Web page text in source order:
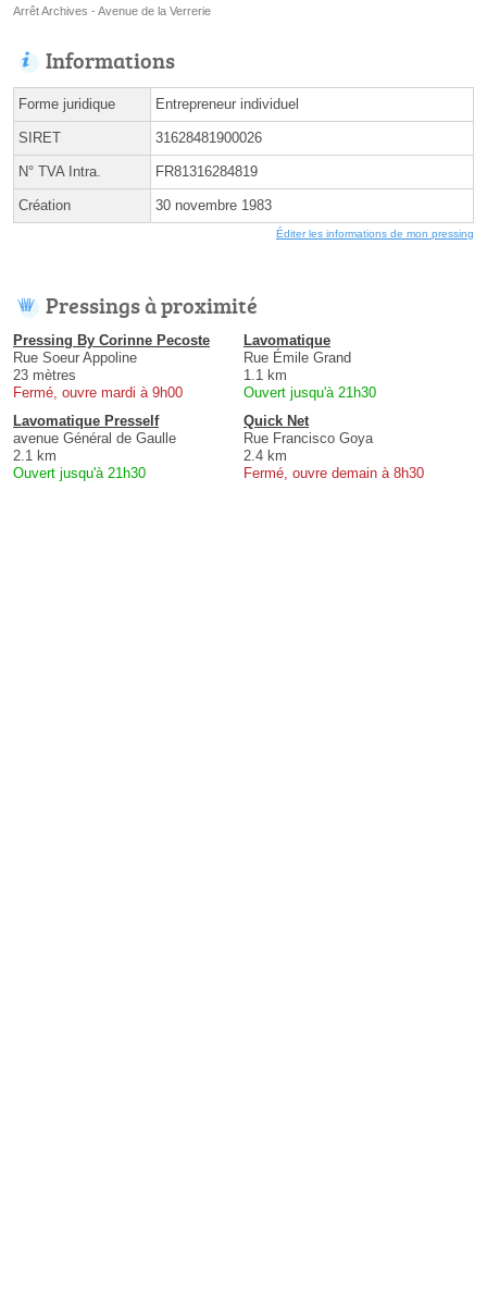
Arrêt Archives - Avenue de la Verrerie
Informations
Forme juridique Entrepreneur individuel
SIRET 31628481900026
N° TVA Intra. FR81316284819
Création 30 novembre 1983
Éditer les informations de mon pressing
Pressings à proximité
Pressing By Corinne Pecoste
Rue Soeur Appoline
23 mètres
Fermé, ouvre mardi à 9h00
Lavomatique
Rue Émile Grand
1.1 km
Ouvert jusqu'à 21h30
Lavomatique Presself
avenue Général de Gaulle
2.1 km
Ouvert jusqu'à 21h30
Quick Net
Rue Francisco Goya
2.4 km
Fermé, ouvre demain à 8h30